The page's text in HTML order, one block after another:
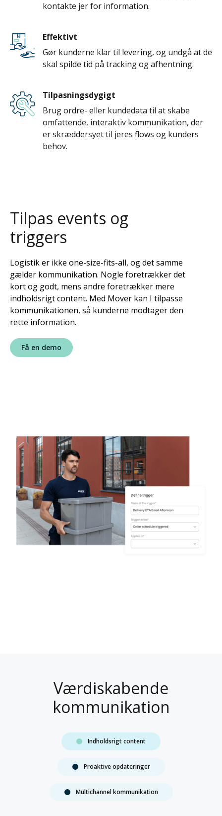
kontakte jer for information.
Effektivt
Gør kunderne klar til levering, og undgå at de
skal spilde tid på tracking og afhentning.
Tilpasningsdygigt
Brug ordre- eller kundedata til at skabe
omfattende, interaktiv kommunikation, der
er skræddersyet til jeres flows og kunders
behov.
Tilpas events og
triggers
Logistik er ikke one-size-fits-all, og det samme
gælder kommunikation. Nogle foretrækker det
kort og godt, mens andre foretrækker mere
indholdsrigt content. Med Mover kan I tilpasse
kommunikationen, så kunderne modtager den
rette information.
Få en demo
Værdiskabende
kommunikation
Indholdsrigt content
Proaktive opdateringer
Multichannel kommunikation